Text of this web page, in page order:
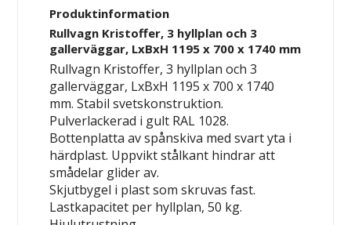
Produktinformation
Rullvagn Kristoffer, 3 hyllplan och 3
gallerväggar, LxBxH 1195 x 700 x 1740 mm
Rullvagn Kristoffer, 3 hyllplan och 3
gallerväggar, LxBxH 1195 x 700 x 1740
mm. Stabil svetskonstruktion.
Pulverlackerad i gult RAL 1028.
Bottenplatta av spånskiva med svart yta i
härdplast. Uppvikt stålkant hindrar att
smådelar glider av.
Skjutbygel i plast som skruvas fast.
Lastkapacitet per hyllplan, 50 kg.